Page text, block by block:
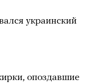
украинский
опоздавшие